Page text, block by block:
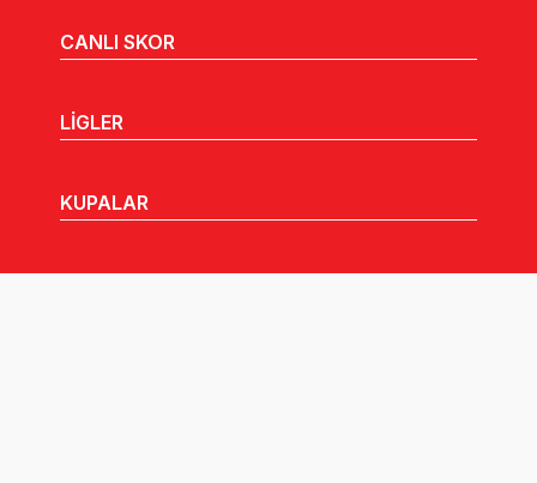
CANLI SKOR
LİGLER
KUPALAR